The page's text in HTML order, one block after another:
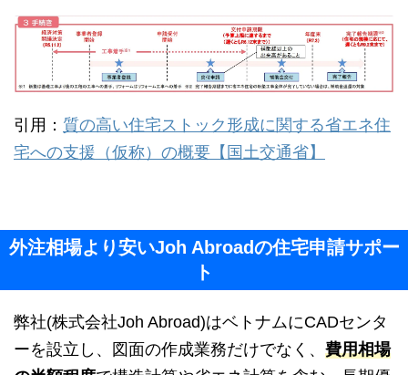
引用： 質の高い住宅ストック形成に関する省エネ住
宅への支援（仮称）の概要【国土交通省】
外注相場より安いJoh Abroadの住宅申請サポー
ト
弊社(株式会社Joh Abroad)はベトナムにCADセンタ
ーを設立し、図面の作成業務だけでなく、 費用相場